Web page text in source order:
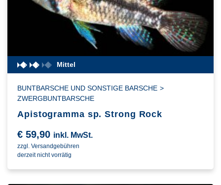
Mittel
BUNTBARSCHE UND SONSTIGE BARSCHE >
ZWERGBUNTBARSCHE
Apistogramma sp. Strong Rock
€ 59,90 inkl. MwSt.
zzgl. Versandgebühren
derzeit nicht vorrätig